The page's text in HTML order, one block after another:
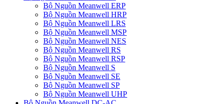
Bộ Nguồn Meanwell ERP
Bộ Nguồn Meanwell HRP
Bộ Nguồn Meanwell LRS
Bộ Nguồn Meanwell MSP
Bộ Nguồn Meanwell NES
Bộ Nguồn Meanwell RS
Bộ Nguồn Meanwell RSP
Bộ Nguồn Meanwell S
Bộ Nguồn Meanwell SE
Bộ Nguồn Meanwell SP
Bộ Nguồn Meanwell UHP